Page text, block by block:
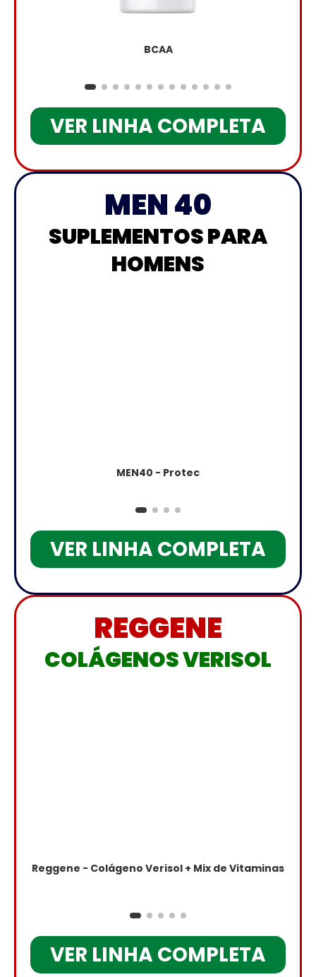
BCAA
VER LINHA COMPLETA
MEN 40
SUPLEMENTOS PARA
HOMENS
MEN40 - Protec
VER LINHA COMPLETA
REGGENE
COLÁGENOS VERISOL
Reggene - Colágeno Verisol + Mix de Vitaminas
VER LINHA COMPLETA